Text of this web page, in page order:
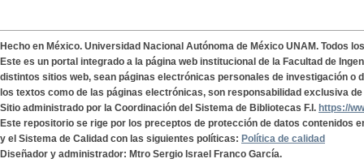
Hecho en México. Universidad Nacional Autónoma de México UNAM. Todos
Este es un portal integrado a la página web institucional de la Facultad de
distintos sitios web, sean páginas electrónicas personales de investigación o
los textos como de las páginas electrónicas, son responsabilidad exclusiva
Sitio administrado por la Coordinación del Sistema de Bibliotecas F.I. https://
Este repositorio se rige por los preceptos de protección de datos contenidos
y el Sistema de Calidad con las siguientes políticas: Política de calidad
Diseñador y administrador: Mtro Sergio Israel Franco García.